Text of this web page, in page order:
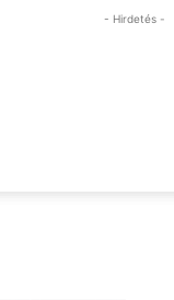
- Hirdetés -